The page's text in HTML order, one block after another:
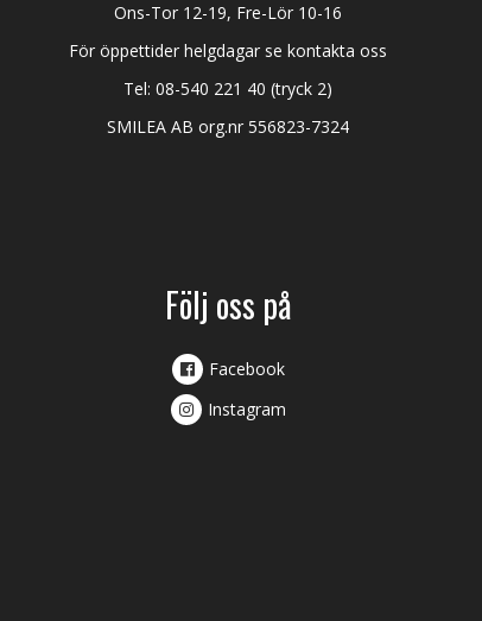
Ons-Tor 12-19, Fre-Lör 10-16
För öppettider helgdagar se kontakta oss
Tel:08-540 221 40 (tryck 2)
SMILEA AB org.nr 556823-7324
Följ oss på
Facebook
Instagram